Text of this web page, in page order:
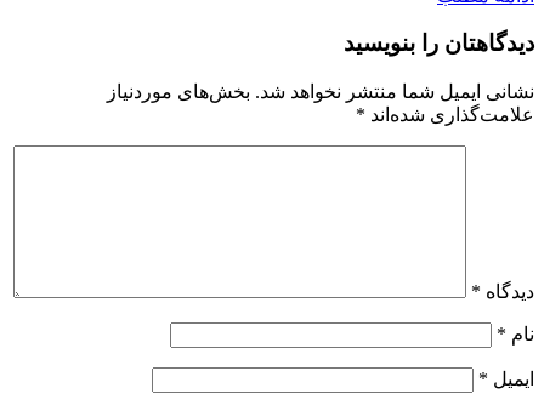
دیدگاهتان را بنویسید
نشانی ایمیل شما منتشر نخواهد شد. بخش‌های موردنیاز
علامت‌گذاری شده‌اند *
دیدگاه *
نام *
ایمیل *